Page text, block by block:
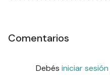
Comentarios
Debés iniciar sesión